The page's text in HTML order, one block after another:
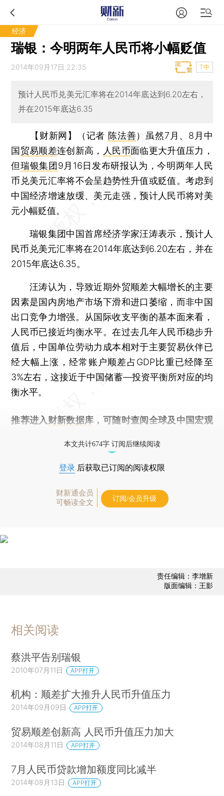
经济
瑞银：今明两年人民币将小幅贬值
2014年09月17日 22:35 T中
预计人民币兑美元汇率将在2014年底达到6.20左右，
并在2015年底达6.35
【财新网】（记者 陈法善） 虽然7月、8月中
国 贸易顺差连创新高， 人民币面临更大升值压力，
但瑞银集团 9月16日发布研报认为，今明两年人民
币兑美元汇率将不会呈趋势性升值或贬值。考虑到
中国经济增速放缓、美元走强，预计人民币将对美
元小幅贬值。
瑞银集团中国首席经济学家汪涛表示，预计人
民币兑美元汇率将在2014年底达到6.20左右，并在
2015年底达6.35。
汪涛认为，导致近期外贸顺差大幅增长的主要
因素是国内房地产市场下滑和进口萎缩，而非中国
出口竞争力增强。从国际收支平衡的基本面来看，
人民币已接近均衡水平。在过去几年人民币稳步升
值后，中国单位劳动力成本相对于主要贸易伙伴已
经大幅上涨，经常账户顺差占GDP比重已经降至
3%左右，这接近于中国储蓄—投资平衡所对应的均
衡水平。
推荐进入 财新数据库 ，可随时查阅全球及中国宏观
本文共计674字 订阅后继续阅读
登录 后获取已订阅的阅读权限
财新通会员
可畅读全文
订阅/会员升级
责任编辑：李增新
版面编辑：王影
相关阅读
蔡洪平告别瑞银
2010年07月11日 APP打开
机构：顺差扩大推升人民币升值压力
2014年09月09日 APP打开
贸易顺差创新高 人民币升值压力加大
2014年08月11日 APP打开
7月人民币贷款增加额度同比减半
2014年08月13日 APP打开